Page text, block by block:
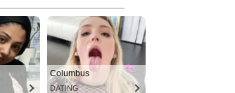
Columbus
DATING